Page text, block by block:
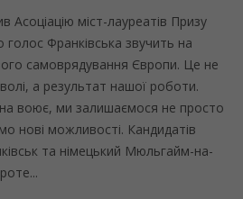
Асоціацію міст-лауреатів Призу
Франківська звучить на
самоврядування Європи. Це не
а результат нашої роботи.
воює, ми залишаємося не просто
нові можливості. Кандидатів
та німецький Мюльгайм-на-